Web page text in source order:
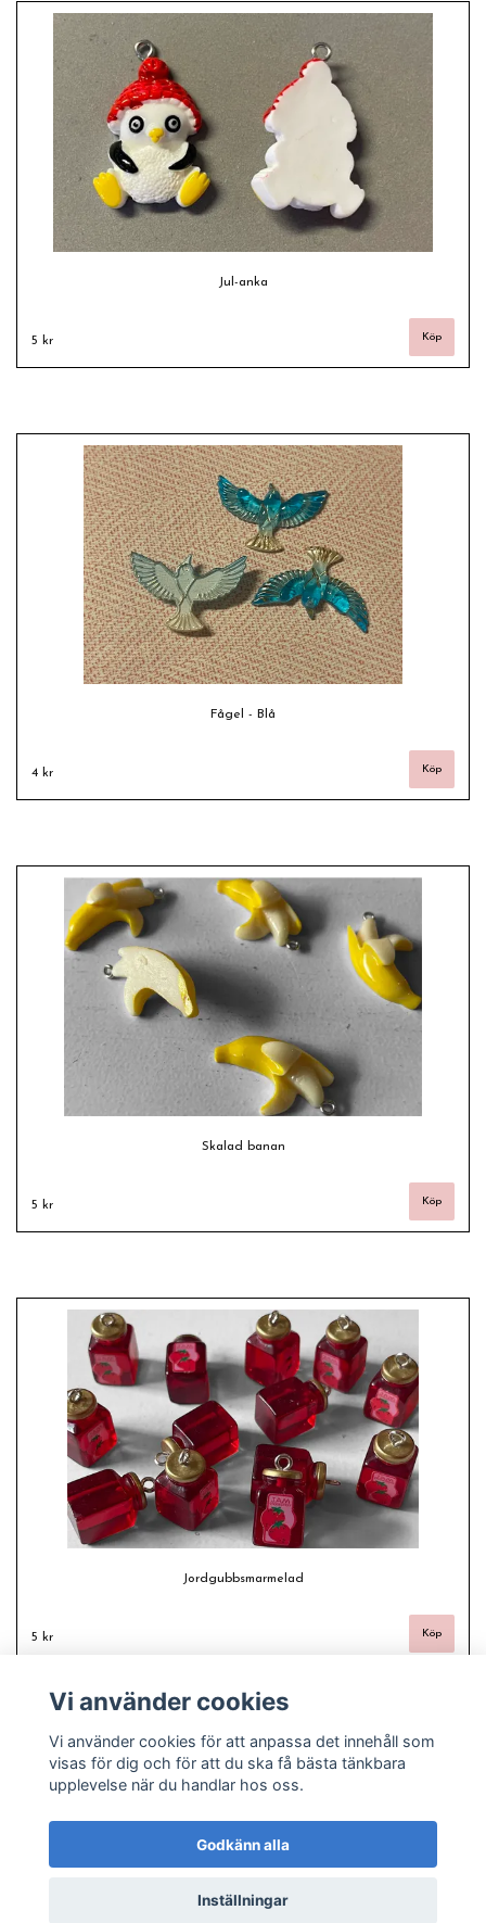
Jul-anka
5 kr
Fågel - Blå
4 kr
Skalad banan
5 kr
Jordgubbsmarmelad
5 kr
© Copyright 2026 Freas fashion - Plussize, pyssel och pärlor
Vi använder cookies
Vi använder cookies för att anpassa det innehåll som
visas för dig och för att du ska få bästa tänkbara
upplevelse när du handlar hos oss.
Godkänn alla
Inställningar